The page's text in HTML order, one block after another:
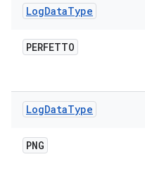
LogDataType
PERFETTO
LogDataType
PNG